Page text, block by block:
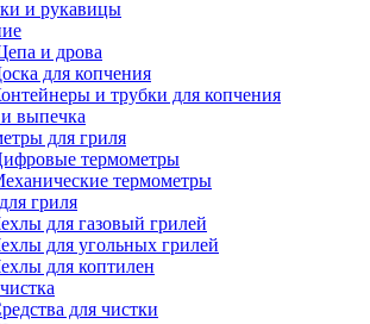
и рукавицы
и дрова
для копчения
и трубки для копчения
выпечка
для гриля
термометры
термометры
гриля
для газовый грилей
для угольных грилей
для коптилен
для чистки